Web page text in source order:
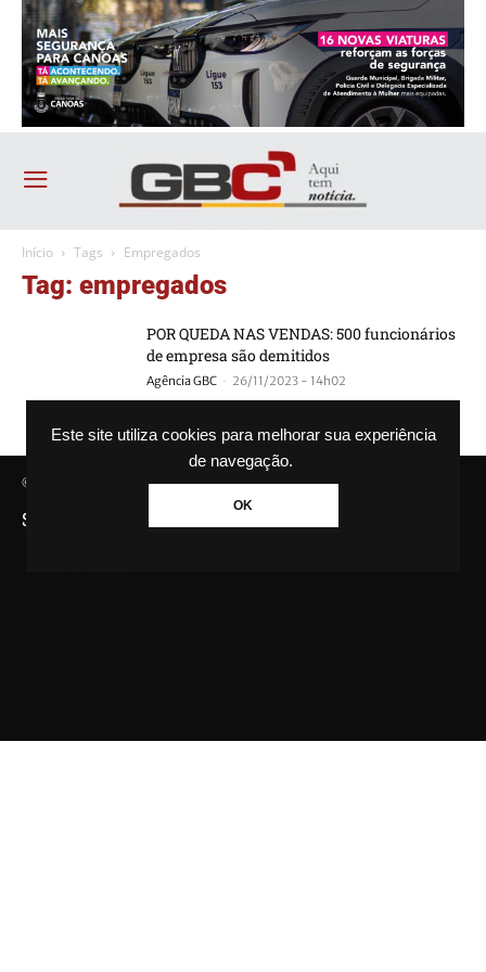
Este site utiliza cookies para melhorar sua experiência
de navegação.
OK
Início Tags Empregados
Tag: empregados
POR QUEDA NAS VENDAS: 500 funcionários
de empresa são demitidos
Agência GBC - 26/11/2023 - 14h02
© Agência GBC. Aqui tem notícia. Todos os direitos reservados.
SAIBA MAIS SOBRE A AGÊNCIA GBC